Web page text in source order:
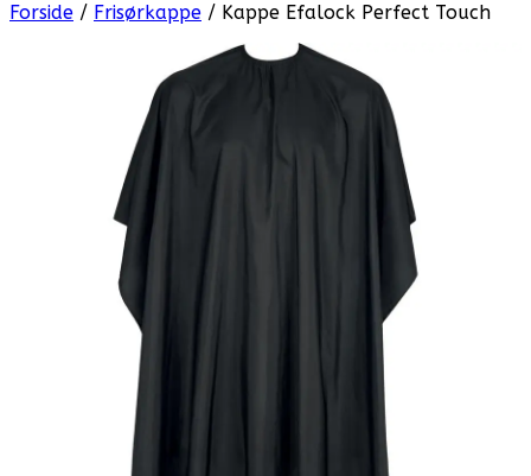
Forside / Frisørkappe / Kappe Efalock Perfect Touch